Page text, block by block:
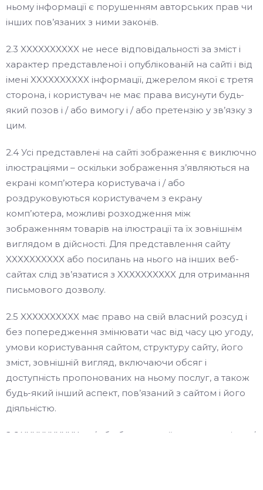
ньому інформації є порушенням авторських прав чи
інших пов’язаних з ними законів.
2.3 XXXXXXXXXX не несе відповідальності за зміст і
характер представленої і опублікованій на сайті і від
імені XXXXXXXXXX інформації, джерелом якої є третя
сторона, і користувач не має права висунути будь-
який позов і / або вимогу і / або претензію у зв’язку з
цим.
2.4 Усі представлені на сайті зображення є виключно
ілюстраціями – оскільки зображення з’являються на
екрані комп’ютера користувача і / або
роздруковуються користувачем з екрану
комп’ютера, можливі розходження між
зображенням товарів на ілюстрації та їх зовнішнім
виглядом в дійсності. Для представлення сайту
XXXXXXXXXX або посилань на нього на інших веб-
сайтах слід зв’язатися з XXXXXXXXXX для отримання
письмового дозволу.
2.5 XXXXXXXXXX має право на свій власний розсуд і
без попередження змінювати час від часу цю угоду,
умови користування сайтом, структуру сайту, його
зміст, зовнішній вигляд, включаючи обсяг і
доступність пропонованих на ньому послуг, а також
будь-який інший аспект, пов’язаний з сайтом і його
діяльністю.
2.6 XXXXXXXXXX та / або будь-хто з його власників та /